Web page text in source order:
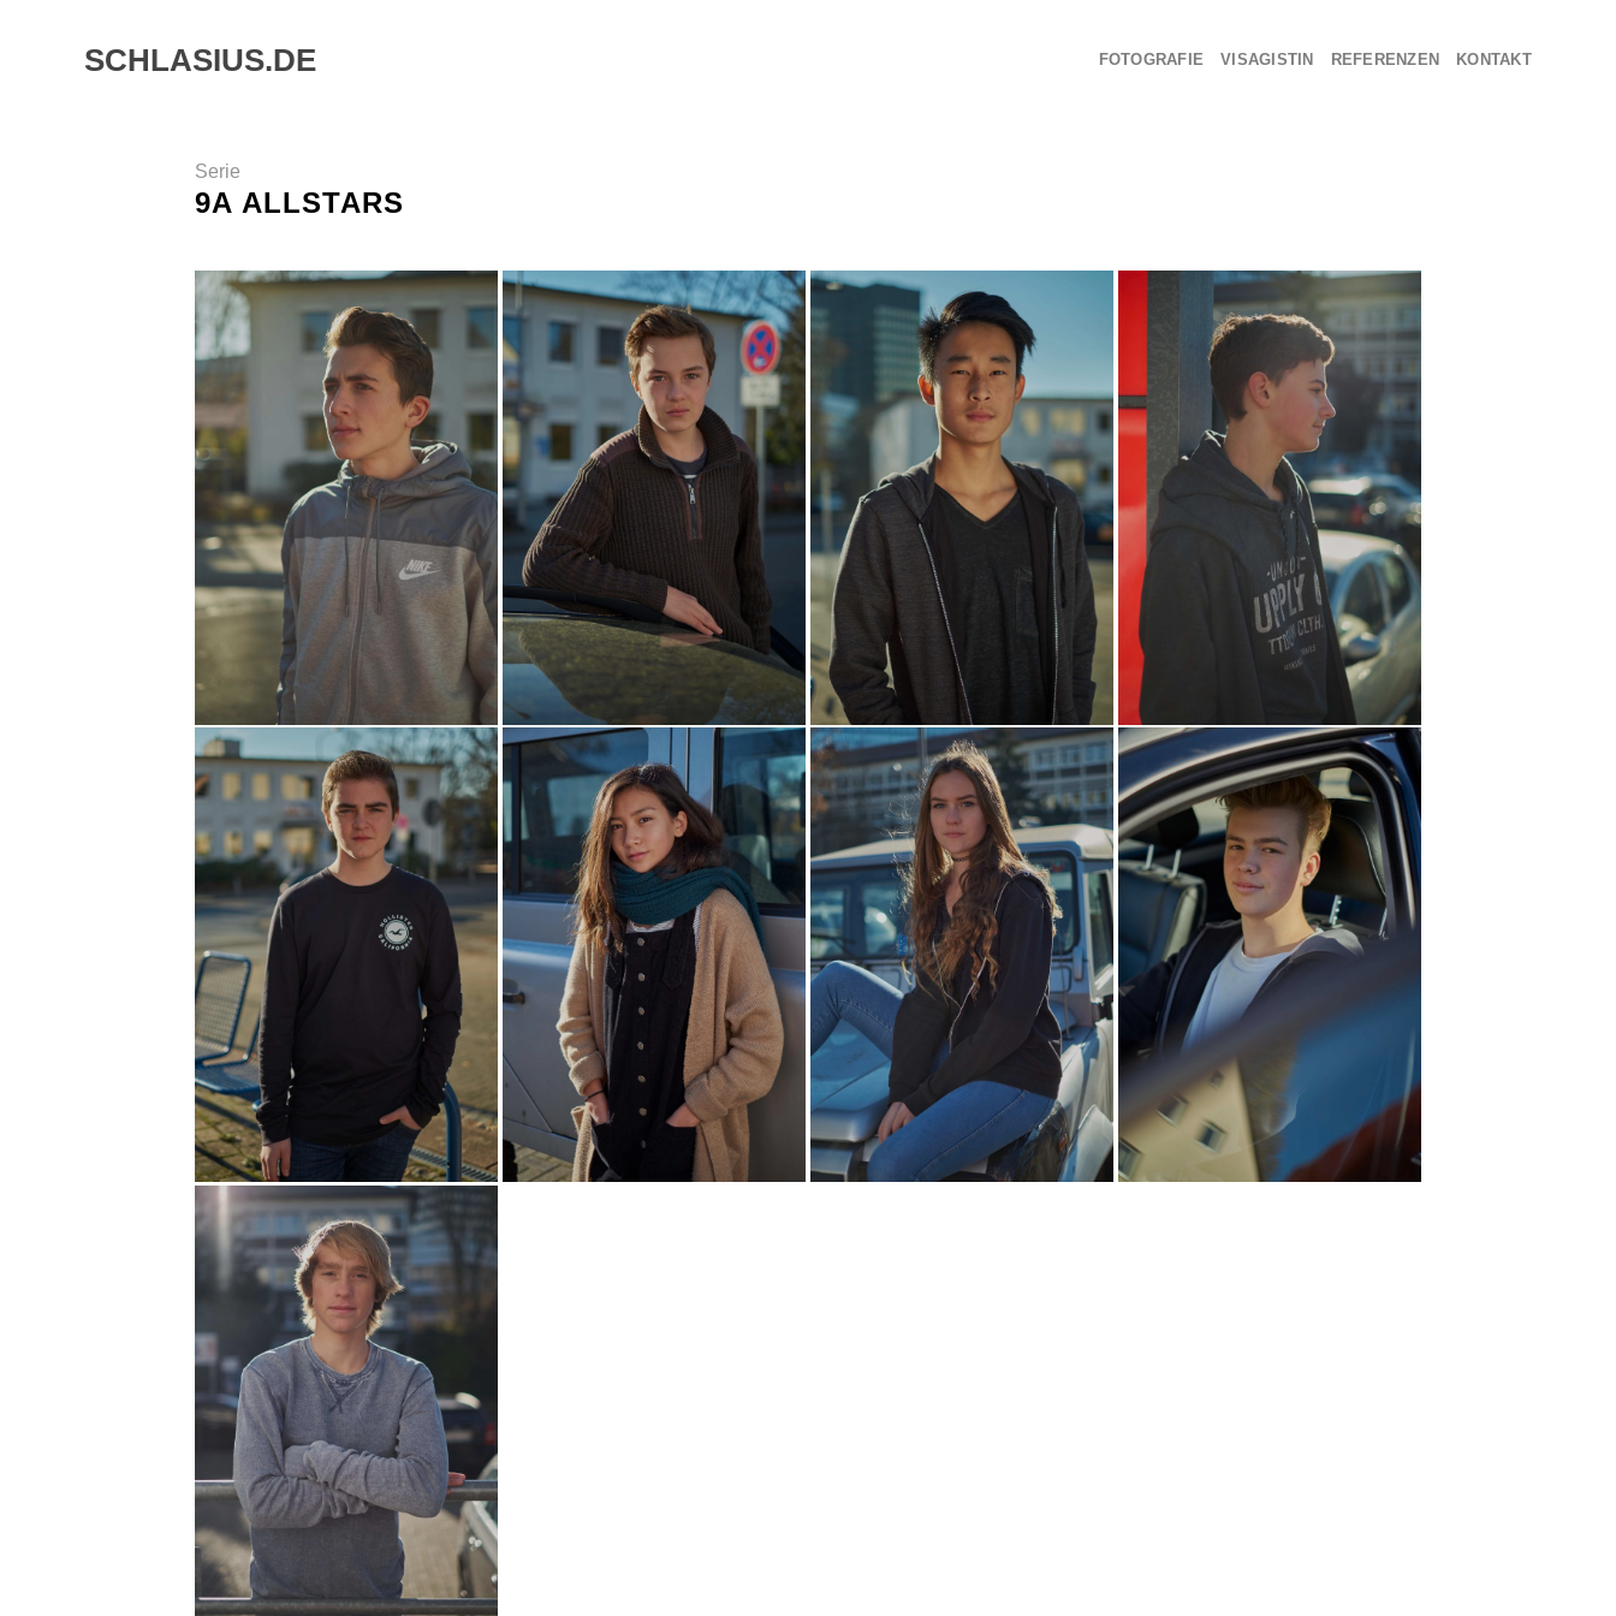
SCHLASIUS.DE FOTOGRAFIE VISAGISTIN REFERENZEN KONTAKT
Serie
9A ALLSTARS